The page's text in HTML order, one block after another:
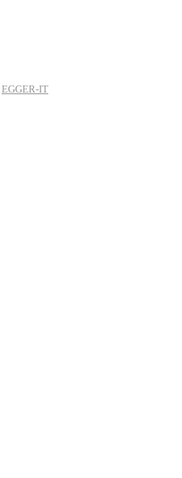
EGGER-IT